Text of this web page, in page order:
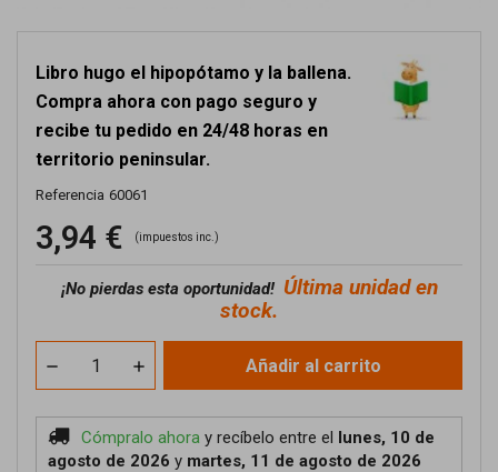
Libro hugo el hipopótamo y la ballena.
Compra ahora con pago seguro y
recibe tu pedido en 24/48 horas en
territorio peninsular.
Referencia 60061
3,94 € (impuestos inc.)
¡No pierdas esta oportunidad! Última unidad en
stock.
Añadir al carrito
Cómpralo ahora y recíbelo entre el lunes, 10 de
agosto de 2026 y martes, 11 de agosto de 2026